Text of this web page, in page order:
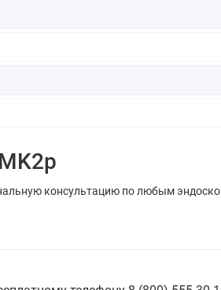
консультацию по любым